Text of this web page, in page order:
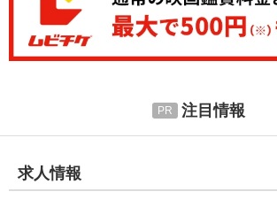
注目情報
求人情報